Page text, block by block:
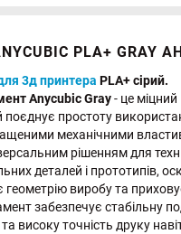
PLA+ GRAY
3д принтера PLA+ сірий.
Anycubic Gray- це міцний
поєднує простоту
механічними
рішенням для
деталей і прототипів,
геометрію виробу та
забезпечує стабільну
високу точність друку